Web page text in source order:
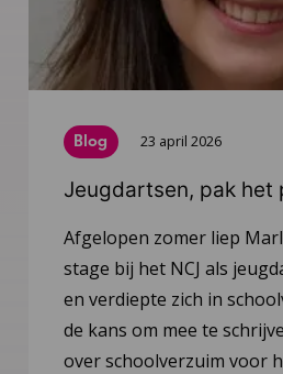
Blog 23 april 2026
Jeugdartsen, pak het
Afgelopen zomer liep
stage bij het NCJ als
en verdiepte zich in
de kans om mee te
over schoolverzuim voor